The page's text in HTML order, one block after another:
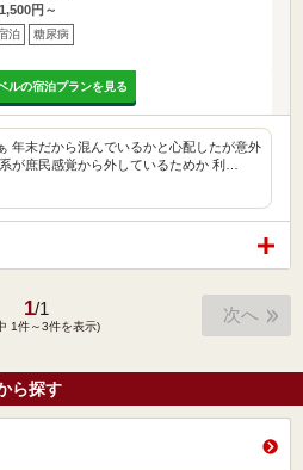
円～
泊 糖尿病
ルの宿泊プランを見る
年末だから混んでいるかと心配したが意外
が庶民感覚から外しているためか 利…
1/1
1件～3件を表示)
次へ
ら探す